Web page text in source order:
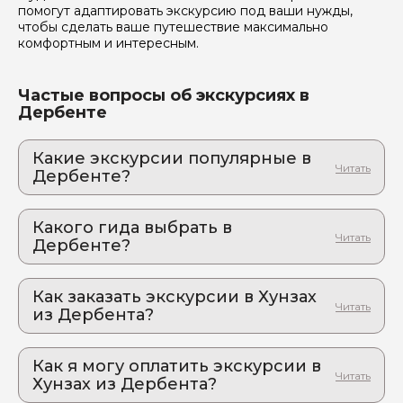
помогут адаптировать экскурсию под ваши нужды,
чтобы сделать ваше путешествие максимально
комфортным и интересным.
Частые вопросы об экскурсиях в
Дербенте
Какие экскурсии популярные в
Дербенте?
Откройте для себя древние тайны и целебные
воды Дагестана
2. Сулакский каньон + Бархан Сарыкум
Дагестан — это край, где природа творит чудеса.
Приезжайте и убедитесь в этом сами!
3. Сулакский каньон и Бархан Сарыкум
Дагестан глазами местных жителей, чтобы
прочувствовать его уникальную атмосферу!
4. Сулакский каньон: долина реки Сулак. На
джипе с вайбом и яркими эмоциями!
Какого гида выбрать в
Дербенте?
2. Мария.А 404
3. Людмила.Д 262
4. Джамал.И 413
5. Рахман.М 790
Как заказать экскурсии в Хунзах
из Дербента?
Едем»:
выберите экскурсию, на которую вы хотите
Как я могу оплатить экскурсии в
Хунзах из Дербента?